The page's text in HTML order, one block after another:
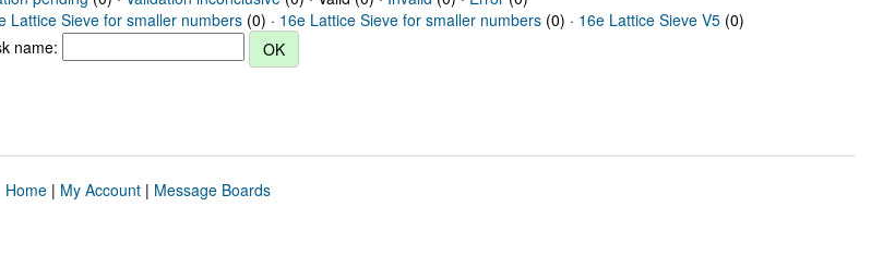
Lattice Sieve for smaller numbers (0) · 16e Lattice Sieve for smaller numbers (0) · 16e Lattice Sieve V5 (0)
name:
Home| My Account| Message Boards